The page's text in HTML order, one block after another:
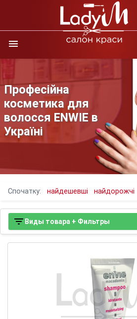
Професійна
косметика для
волосся ENWIE в
Україні
Спочатку: найдешевші найдорожчі
Виды товара + Фильтры